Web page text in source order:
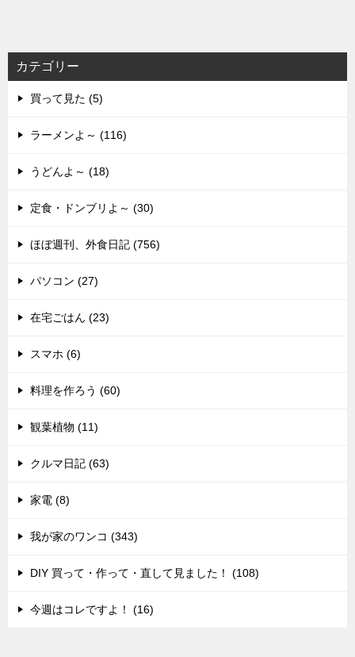
カテゴリー
買って見た (5)
ラーメンよ～ (116)
うどんよ～ (18)
定食・ドンブリよ～ (30)
ほぼ週刊、外食日記 (756)
パソコン (27)
在宅ごはん (23)
スマホ (6)
料理を作ろう (60)
観葉植物 (11)
クルマ日記 (63)
家電 (8)
我が家のワンコ (343)
DIY 買って・作って・直して見ました！ (108)
今週はコレですよ！ (16)